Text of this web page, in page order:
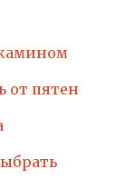
от пятен